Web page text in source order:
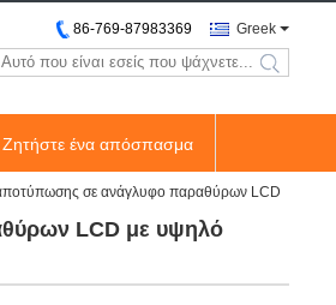
Greek
86-769-87983369
search
Ζητήστε ένα απόσπασμα
σε ανάγλυφο παραθύρων LCD
LCD με υψηλό